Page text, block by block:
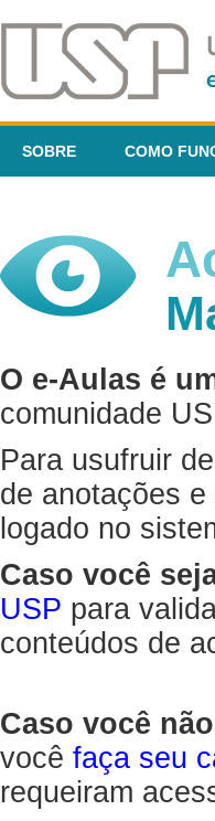
SOBRE COMO
O e-Aulas é
comunidade
Para usufruir
de anotações
logado no
Caso você
USP para
conteúdos de
Caso você
você faça seu
requeiram